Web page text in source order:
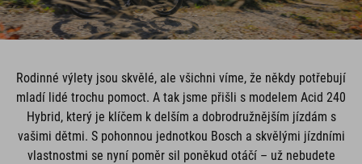
Rodinné výlety jsou skvělé, ale všichni víme, že někdy potřebují
mladí lidé trochu pomoct. A tak jsme přišli s modelem Acid 240
Hybrid, který je klíčem k delším a dobrodružnějším jízdám s
vašimi dětmi. S pohonnou jednotkou Bosch a skvělými jízdními
vlastnostmi se nyní poměr sil poněkud otáčí – už nebudete